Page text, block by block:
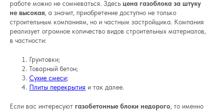
работе можно не сомневаться. Здесь цена газоблока за штуку
не высокая, а значит, приобретение доступно не только
строительным компаниям, но и частным застройщика. Компания
реализует огромное количество видов строительных материалов,
в частности:
Грунтовки;
Товарный бетон;
Сухие смеси;
Плиты перекрытия и так далее.
Если вас интересуют газобетонные блоки недорого, то именно